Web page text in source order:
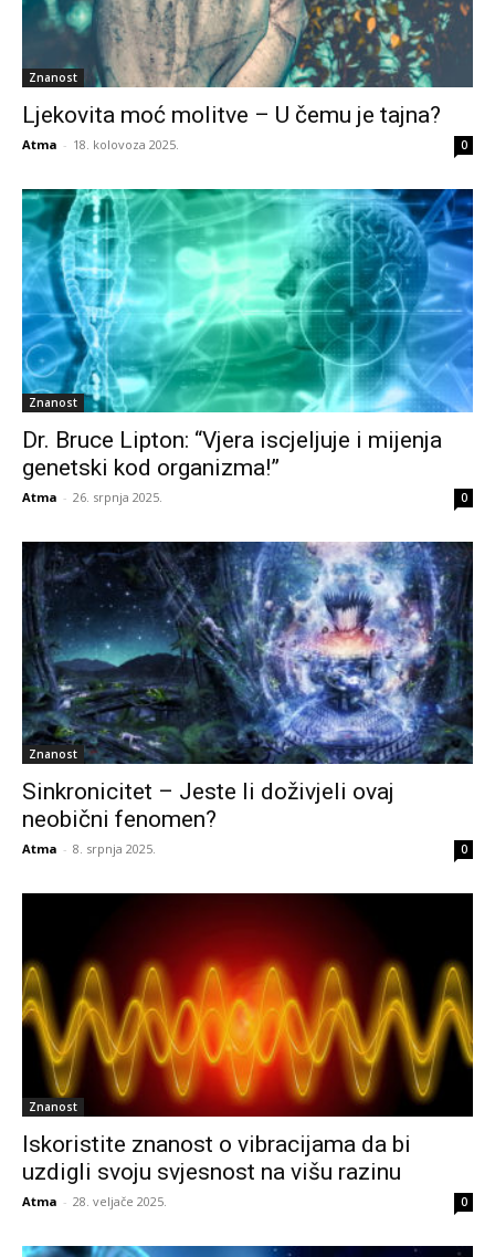
Znanost
Ljekovita moć molitve – U čemu je tajna?
Atma - 18. kolovoza 2025. 0
Znanost
Dr. Bruce Lipton: “Vjera iscjeljuje i mijenja
genetski kod organizma!”
Atma - 26. srpnja 2025. 0
Znanost
Sinkronicitet – Jeste li doživjeli ovaj
neobični fenomen?
Atma - 8. srpnja 2025. 0
Znanost
Iskoristite znanost o vibracijama da bi
uzdigli svoju svjesnost na višu razinu
Atma - 28. veljače 2025. 0